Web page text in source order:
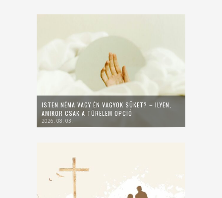
ISTEN NÉMA VAGY ÉN VAGYOK SÜKET? – ILYEN,
AMIKOR CSAK A TÜRELEM OPCIÓ
2026. 08. 03.